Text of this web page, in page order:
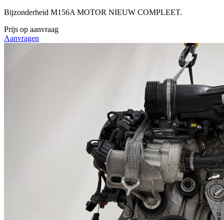
Bijzonderheid M156A MOTOR NIEUW COMPLEET.
Prijs op aanvraag
Aanvragen